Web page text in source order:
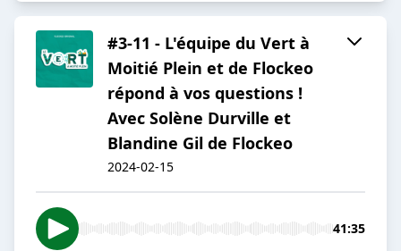
#3-11 - L'équipe du Vert à
Moitié Plein et de Flockeo
répond à vos questions !
Avec Solène Durville et
Blandine Gil de Flockeo
2024-02-15
41:35